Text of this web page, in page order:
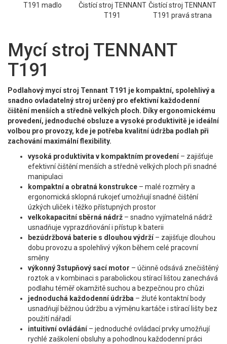
T191 madlo
Čistící stroj TENNANT
T191
Čistící stroj TENNANT
T191 pravá strana
Mycí stroj TENNANT
T191
Podlahový mycí stroj Tennant T191 je kompaktní, spolehlivý a
snadno ovladatelný stroj určený pro efektivní každodenní
čištění menších a středně velkých ploch. Díky ergonomickému
provedení, jednoduché obsluze a vysoké produktivitě je ideální
volbou pro provozy, kde je potřeba kvalitní údržba podlah při
zachování maximální flexibility.
vysoká produktivita v kompaktním provedení– zajišťuje
efektivní čištění menších a středně velkých ploch při snadné
manipulaci
kompaktní a obratná konstrukce – malé rozměry a
ergonomická sklopná rukojeť umožňují snadné čištění
úzkých uliček i těžko přístupných prostor
velkokapacitní sběrná nádrž – snadno vyjímatelná nádrž
usnadňuje vyprazdňování i přístup k baterii
bezúdržbová baterie s dlouhou výdrží– zajišťuje dlouhou
dobu provozu a spolehlivý výkon během celé pracovní
směny
výkonný 3stupňový sací motor – účinně odsává znečištěný
roztok a v kombinaci s parabolickou stírací lištou zanechává
podlahu téměř okamžitě suchou a bezpečnou pro chůzi
jednoduchá každodenní údržba – žluté kontaktní body
usnadňují běžnou údržbu a výměnu kartáče i stírací lišty bez
použití nářadí
intuitivní ovládání– jednoduché ovládací prvky umožňují
rychlé zaškolení obsluhy a pohodlnou každodenní práci